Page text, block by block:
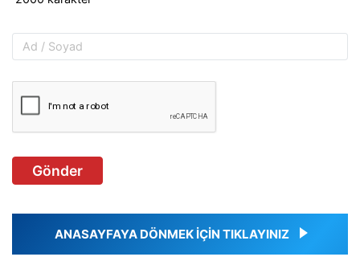
Gönder
ANASAYFAYA DÖNMEK İÇİN TIKLAYINIZ